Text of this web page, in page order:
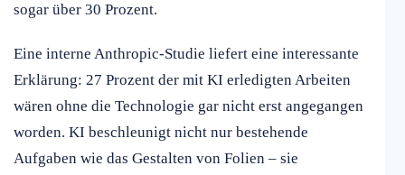
sogar über 30 Prozent.
Eine interne Anthropic-Studie liefert eine interessante
Erklärung: 27 Prozent der mit KI erledigten Arbeiten
wären ohne die Technologie gar nicht erst angegangen
worden. KI beschleunigt nicht nur bestehende
Aufgaben wie das Gestalten von Folien – sie